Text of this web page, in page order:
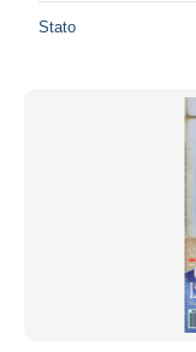
Stato